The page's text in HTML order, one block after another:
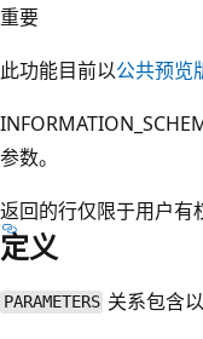
重要
此功能目前以公共预览
参数。
返回的行仅限于用户有
定义
PARAMETERS 关系包含以